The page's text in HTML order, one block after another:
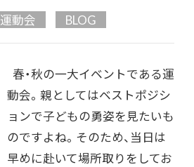
運動会 BLOG
春・秋の一大イベントである運
動会。親としてはベストポジシ
ョンで子どもの勇姿を見たいも
のですよね。そのため、当日は
早めに赴いて場所取りをしてお